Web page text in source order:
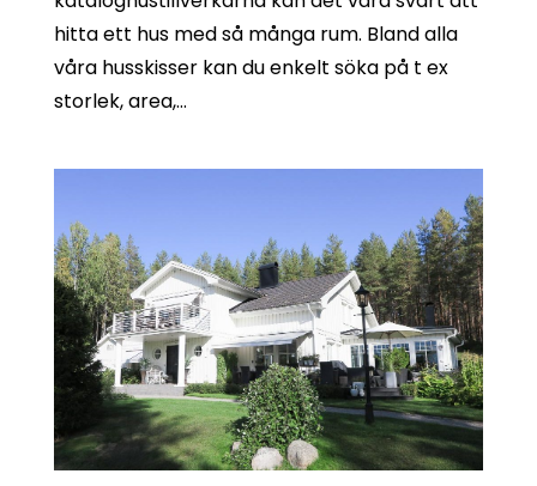
hitta ett hus med så många rum. Bland alla
våra husskisser kan du enkelt söka på t ex
storlek, area,...